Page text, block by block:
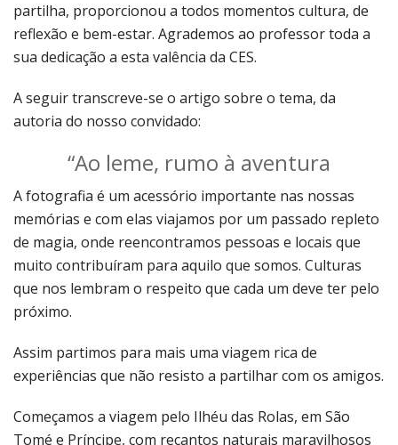
partilha, proporcionou a todos momentos cultura, de
reflexão e bem-estar. Agrademos ao professor toda a
sua dedicação a esta valência da CES.
A seguir transcreve-se o artigo sobre o tema, da
autoria do nosso convidado:
“Ao leme, rumo à aventura
A fotografia é um acessório importante nas nossas
memórias e com elas viajamos por um passado repleto
de magia, onde reencontramos pessoas e locais que
muito contribuíram para aquilo que somos. Culturas
que nos lembram o respeito que cada um deve ter pelo
próximo.
Assim partimos para mais uma viagem rica de
experiências que não resisto a partilhar com os amigos.
Começamos a viagem pelo Ilhéu das Rolas, em São
Tomé e Príncipe, com recantos naturais maravilhosos